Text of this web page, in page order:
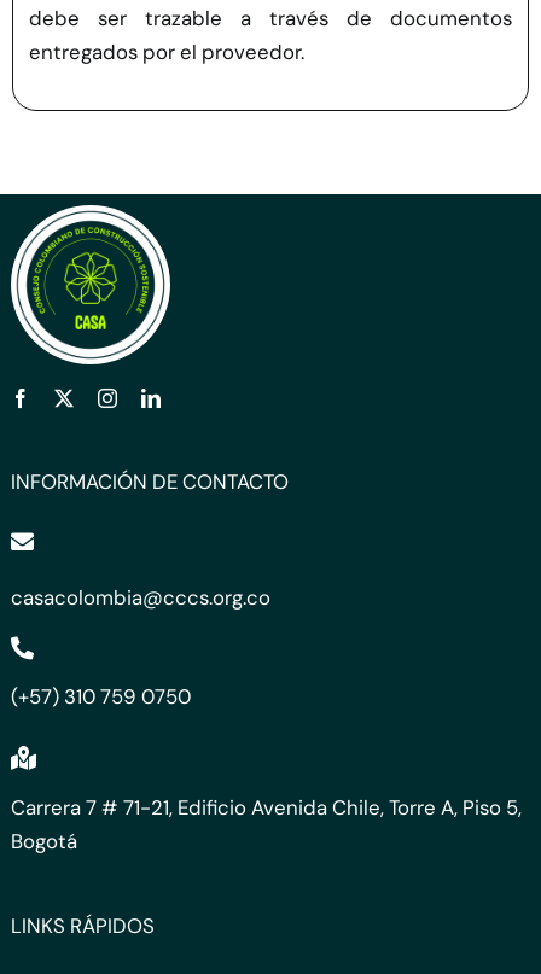
debe ser trazable a través de documentos
entregados por el proveedor.
INFORMACIÓN DE CONTACTO
casacolombia@cccs.org.co
(+57) 310 759 0750
Carrera 7 # 71-21, Edificio Avenida Chile, Torre A, Piso 5,
Bogotá
LINKS RÁPIDOS